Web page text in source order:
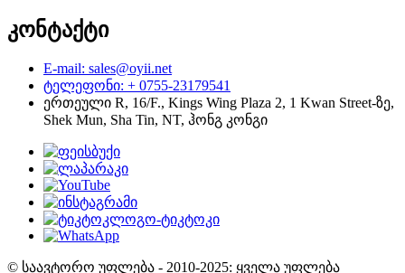
კონტაქტი
E-mail: sales@oyii.net
ტელეფონი: + 0755-23179541
ერთეული R, 16/F., Kings Wing Plaza 2, 1 Kwan Street-ზე,
Shek Mun, Sha Tin, NT, ჰონგ კონგი
© საავტორო უფლება - 2010-2025: ყველა უფლება